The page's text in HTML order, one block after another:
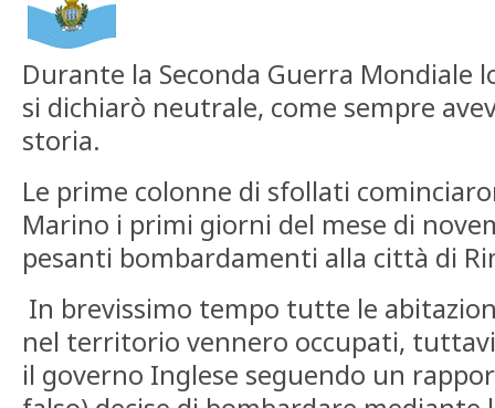
Durante la Seconda Guerra Mondiale
si dichiarò neutrale, come sempre
storia.
Le prime colonne di sfollati
Marino i primi giorni del mese di
pesanti bombardamenti alla città di
In brevissimo tempo tutte le
nel territorio vennero occupati,
il governo Inglese seguendo un